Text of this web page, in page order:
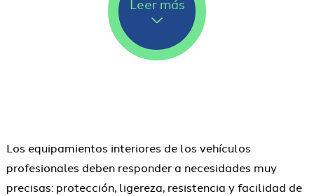
Leer más
Los equipamientos interiores de los vehículos
profesionales deben responder a necesidades muy
precisas: protección, ligereza, resistencia y facilidad de